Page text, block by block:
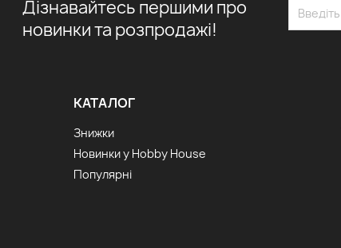
Дізнавайтесь першими про
новинки та розпродажі!
КАТАЛОГ
Знижки
Новинки у Hobby House
Популярні